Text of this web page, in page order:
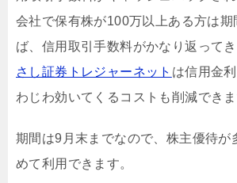
会社で保有株が100万以上ある方は
ば、信用取引手数料がかなり返って
さし証券トレジャーネット は信用金
わじわ効いてくるコストも削減できま
期間は9月末までなので、株主優待が
めて利用できます。